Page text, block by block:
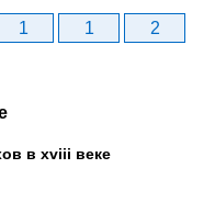
1 1
2
в xviii веке